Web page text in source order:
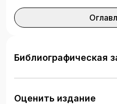
использованием
является оказание
использования
анализа результатов.
издания являются
Библиографическая
Оценить издание